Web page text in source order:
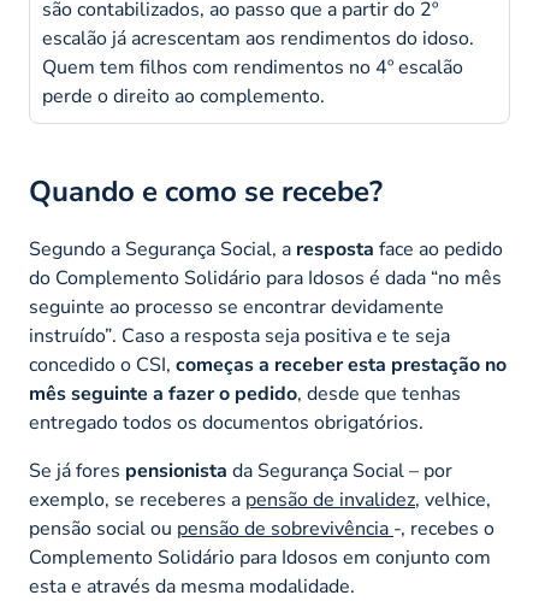
são contabilizados, ao passo que a partir do 2º
escalão já acrescentam aos rendimentos do idoso.
Quem tem filhos com rendimentos no 4º escalão
perde o direito ao complemento.
Quando e como se recebe?
Segundo a Segurança Social, a resposta face ao pedido
do Complemento Solidário para Idosos é dada “no mês
seguinte ao processo se encontrar devidamente
instruído”. Caso a resposta seja positiva e te seja
concedido o CSI, começas a receber esta prestação no
mês seguinte a fazer o pedido, desde que tenhas
entregado todos os documentos obrigatórios.
Se já fores pensionista da Segurança Social – por
exemplo, se receberes a pensão de invalidez, velhice,
pensão social ou pensão de sobrevivência -, recebes o
Complemento Solidário para Idosos em conjunto com
esta e através da mesma modalidade.